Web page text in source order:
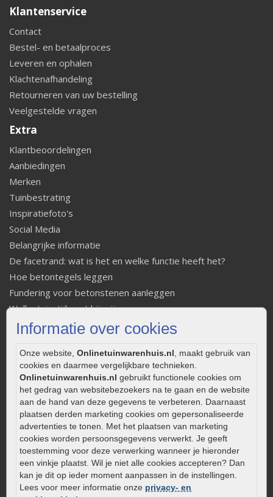
Informatie over cookies
Onze website, Onlinetuinwarenhuis.nl , maakt gebruik van
cookies en daarmee vergelijkbare technieken.
Onlinetuinwarenhuis.nl gebruikt functionele cookies om
het gedrag van websitebezoekers na te gaan en de website
aan de hand van deze gegevens te verbeteren. Daarnaast
plaatsen derden marketing cookies om gepersonaliseerde
advertenties te tonen. Met het plaatsen van marketing
cookies worden persoonsgegevens verwerkt. Je geeft
toestemming voor deze verwerking wanneer je hieronder
een vinkje plaatst. Wil je niet alle cookies accepteren? Dan
kan je dit op ieder moment aanpassen in de instellingen.
Lees voor meer informatie onze privacy- en
Klantenservice
Contact
Bestel- en betaalproces
Leveren en ophalen
Klachtenafhandeling
Retourneren van uw bestelling
Veelgestelde vragen
Extra
Klantbeoordelingen
Aanbiedingen
Merken
Tuinbestrating
Inspiratiefoto's
Social Media
Belangrijke informatie
De facetrand: wat is het en welke functie heeft het?
Hoe betontegels leggen
Fundering voor betonstenen aanleggen
Welke tuinstijl past bij mij
Strakke tuin inrichten
Onderhoud van gebakken bestrating
Aanlegtips voor gebakken bestrating
Zelf een terras aanleggen
Kleine stadstuin inrichten
0320 – 219170
Kaapstanderweg 41
8243 RB Lelystad
info@onlinetuinwarenhuis.nl
Routebeschrijving